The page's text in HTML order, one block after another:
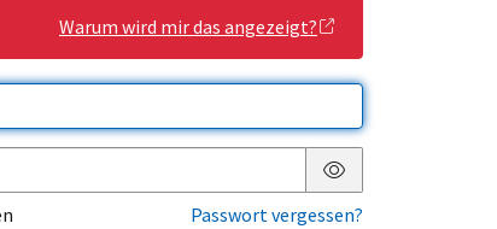
Warum wird mir das angezeigt?
Passwort anzeigen
Passwort vergessen?